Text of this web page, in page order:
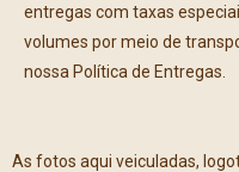
entregas com taxas
volumes por meio de
nossa Política de Entregas.
As fotos aqui veiculadas,